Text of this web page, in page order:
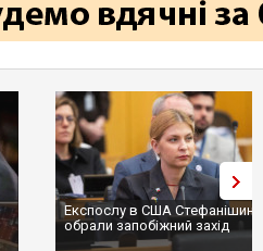
Експослу в США
обрали запобіжний захід